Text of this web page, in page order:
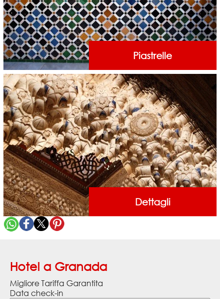
Piastrelle
Dettagli
Hotel a Granada
Migliore Tariffa Garantita
Data check-in